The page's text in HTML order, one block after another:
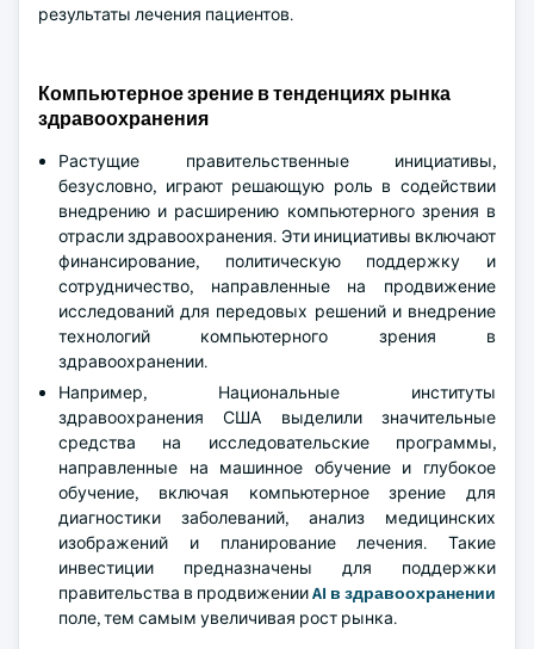
результаты лечения пациентов.
Компьютерное зрение в тенденциях рынка
здравоохранения
Растущие правительственные инициативы,
безусловно, играют решающую роль в содействии
внедрению и расширению компьютерного зрения в
отрасли здравоохранения. Эти инициативы включают
финансирование, политическую поддержку и
сотрудничество, направленные на продвижение
исследований для передовых решений и внедрение
технологий компьютерного зрения в
здравоохранении.
Например, Национальные институты
здравоохранения США выделили значительные
средства на исследовательские программы,
направленные на машинное обучение и глубокое
обучение, включая компьютерное зрение для
диагностики заболеваний, анализ медицинских
изображений и планирование лечения. Такие
инвестиции предназначены для поддержки
правительства в продвиженииAI в здравоохранении
поле, тем самым увеличивая рост рынка.